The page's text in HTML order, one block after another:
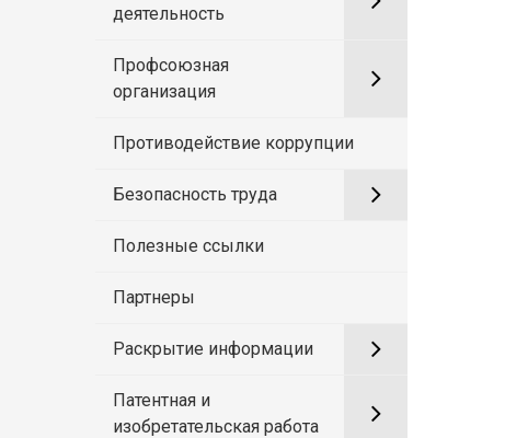
деятельность
Профсоюзная
организация
Противодействие коррупции
Безопасность труда
Полезные ссылки
Партнеры
Раскрытие информации
Патентная и
изобретательская работа